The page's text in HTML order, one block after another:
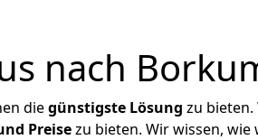
nach
diegünstigste Lösung zu bieten.
Preisezu bieten. Wir wissen, wie